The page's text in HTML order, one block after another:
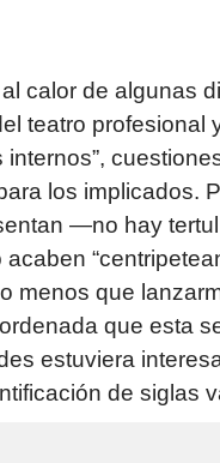
calor de algunas
teatro profesional
los implicados.
—no hay
menos que
que esta
estuviera
de siglas